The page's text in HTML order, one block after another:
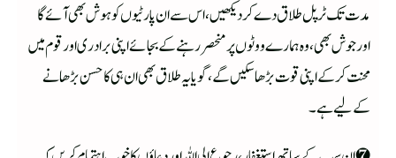
مدت تک ٹرپل طلاق دے کر دیکھیں، اس سے ان پارٹیوں کو ہوش بھی آئے گا
اور جوش بھی، وہ ہمارے ووٹوں پر منحصر رہنے کے بجائے اپنی برادری اور قوم میں
محنت کرکے اپنی قوت بڑھاسکیں گے ، گویا یہ طلاق بھی ان ہی کا حسن بڑھانے
کے لیے ہے ۔